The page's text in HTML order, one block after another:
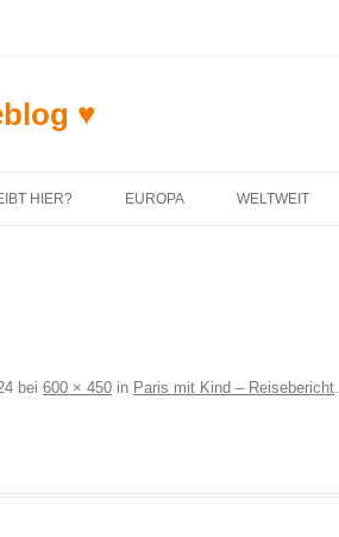
♥
HIER? EUROPA WELTWEIT
bei 600 × 450 in Paris mit Kind – Reisebericht.